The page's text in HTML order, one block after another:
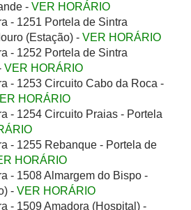
- VER HORÁRIO
- 1251 Portela de Sintra
(Estação) - VER HORÁRIO
- 1252 Portela de Sintra
VER HORÁRIO
- 1253 Circuito Cabo da Roca -
HORÁRIO
- 1254 Circuito Praias - Portela
- 1255 Rebanque - Portela de
HORÁRIO
- 1508 Almargem do Bispo -
- VER HORÁRIO
- 1509 Amadora (Hospital) -